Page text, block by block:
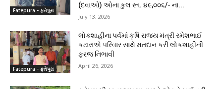
Fatepura - ફતેપુરા
(દવાઓ) ઓના કુલ રૂા. ૪૯,૦૦૬/- ના...
July 13, 2026
Fatepura - ફતેપુરા
લોકશાહીના પર્વમાં કૃષિ રાજ્ય મંત્રી રમેશભાઈ
કટારાએ પરિવાર સાથે મતદાન કરી લોકશાહીની
ફરજ નિભાવી
April 26, 2026